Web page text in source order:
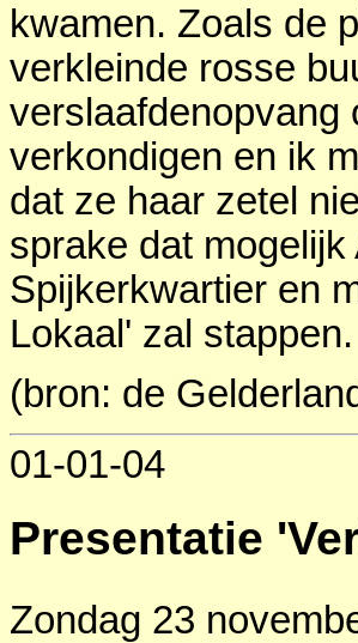
kwamen. Zoals de
verkleinde rosse
verslaafdenopvang
verkondigen en ik
dat ze haar zetel
sprake dat
Spijkerkwartier en
Lokaal' zal stappen.
(bron: de
01-01-04
Presentatie
Zondag 23